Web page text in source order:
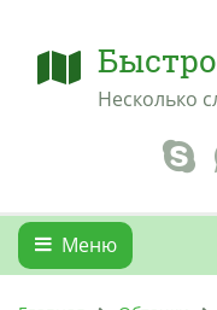
Несколько
Меню